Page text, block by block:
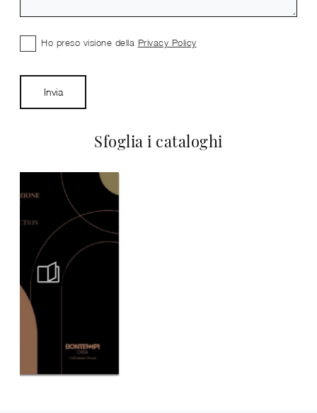
Sfoglia i cataloghi
Ho preso visione della Privacy Policy
Invia